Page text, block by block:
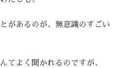
があるのが、無意識のすごい
てよく聞かれるのですが、